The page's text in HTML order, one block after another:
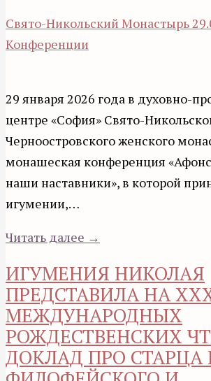
Свято-Никольский Монастырь
Конференции
29 января 2026 года в духовно-
центре «София» Свято-
Черноостровского женского
монашеская конференция
наши наставники», в которой
игумении,…
Читать далее →
ИГУМЕНИЯ НИКОЛАЯ
ПРЕДСТАВИЛА НА
МЕЖДУНАРОДНЫХ
РОЖДЕСТВЕНСКИХ
ДОКЛАД ПРО СТАРЦА